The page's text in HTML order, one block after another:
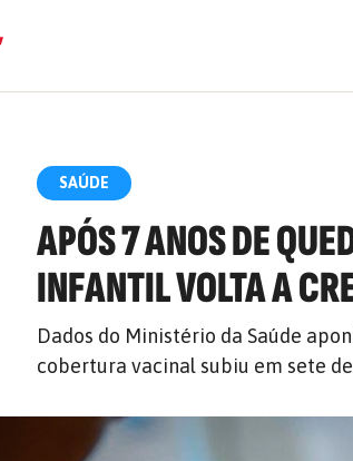
SAÚDE
APÓS 7 ANOS DE
INFANTIL VOLTA A
Dados do Ministério da Saúde
cobertura vacinal subiu em sete